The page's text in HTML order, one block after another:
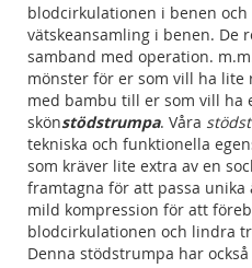
blodcirkulationen i benen
vätskeansamling i benen. De
samband med operation.
mönster för er som vill ha
med bambu till er som vill ha
skönstödstrumpa. Våra
tekniska och funktionella
som kräver lite extra av en
framtagna för att passa unika
mild kompression för att
blodcirkulationen och lindra
Denna stödstrumpa har